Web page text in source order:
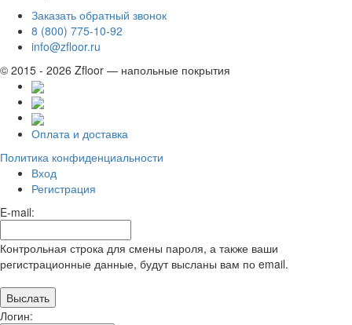
Заказать обратный звонок
8 (800) 775-10-92
info@zfloor.ru
© 2015 - 2026 Zfloor — напольные покрытия
Оплата и доставка
Политика конфиденциальности
Вход
Регистрация
E-mail:
Контрольная строка для смены пароля, а также ваши
регистрационные данные, будут высланы вам по email.
Логин: